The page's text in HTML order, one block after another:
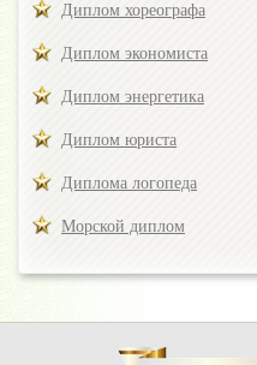
Диплом хореографа
Диплом экономиста
Диплом энергетика
Диплом юриста
Диплома логопеда
Морской диплом